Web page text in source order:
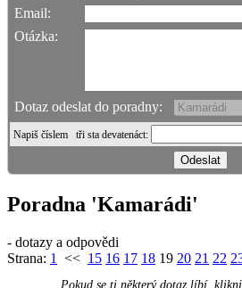
Email:
Otázka:
Dotaz odeslat do poradny:
Napiš číslem tři sta devatenáct:
Poradna 'Kamarádi'
- dotazy a odpovědi
Strana: 1 << 15 16 17 18 19 20 21 22
Pokud se ti některý dotaz líbí,